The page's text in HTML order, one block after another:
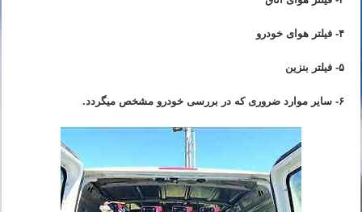
۴- فیلتر هوای خودرو
۵- فیلتر بنزین
۶- سایر موارد ضروری که در بررسی خودرو مشخص میگردد.